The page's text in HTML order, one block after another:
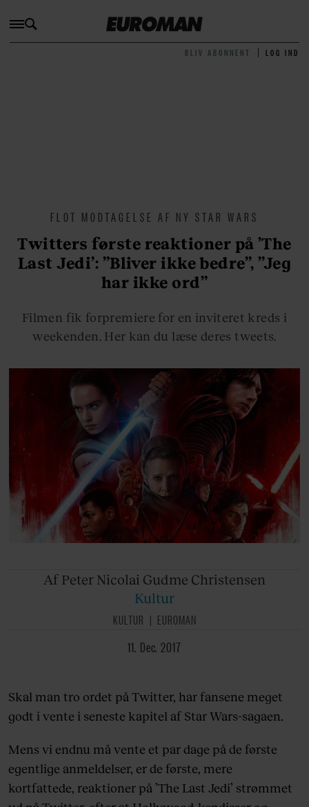
BLIV ABONNENT LOG IND
FLOT MODTAGELSE AF NY STAR WARS
Twitters første reaktioner på ’The
Last Jedi’: ”Bliver ikke bedre”, ”Jeg
har ikke ord”
Filmen fik forpremiere for en inviteret kreds i
weekenden. Her kan du læse deres tweets.
Af Peter Nicolai Gudme Christensen
Kultur
KULTUR
EUROMAN
11. Dec. 2017
Skal man tro ordet på Twitter, har fansene meget
godt i vente i seneste kapitel af Star Wars-sagaen.
Mens vi endnu må vente et par dage på de første
egentlige anmeldelser, er de første, mere
kortfattede, reaktioner på ’The Last Jedi’ strømmet